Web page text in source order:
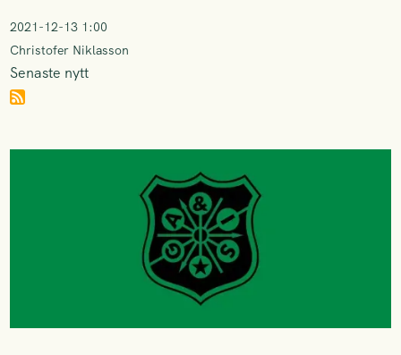
2021-12-13 1:00
Christofer Niklasson
Senaste nytt